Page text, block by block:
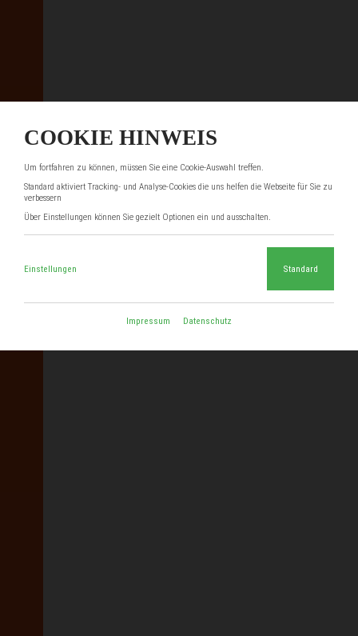
COOKIE HINWEIS
Um fortfahren zu können, müssen Sie eine Cookie-Auswahl treffen.
Standard aktiviert Tracking- und Analyse-Cookies die uns helfen die Webseite für Sie zu
verbessern
Über Einstellungen können Sie gezielt Optionen ein und ausschalten.
Einstellungen Standard
Impressum Datenschutz